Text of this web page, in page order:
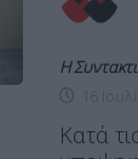
Η
Κατά